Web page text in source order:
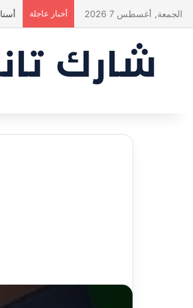
الجمعة, أغسطس 7 2026 أخبار عاجلة